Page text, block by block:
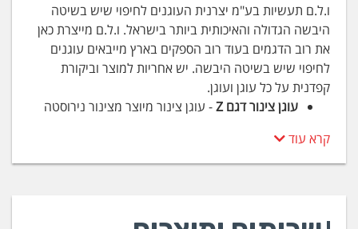
ו.ל.ם תעשיות בע"מ יצרנית העוגנים לחיפוי שיש בשיטה
היבשה הגדולה והאיכותית ביותר בישראל. ו.ל.ם מייצרת כאן
את רוב הדגמים בעוד רוב הספקים בארץ מייבאים עוגנים
לחיפוי שיש בשיטה היבשה. יש אחריות למוצר וביקורת
קפדנית על כל עוגן ועוגן.
עוגן צינור דגם Z - עוגן צינור מיוצר מצינור נירוסטה
מ"מ. אורך הצינור הוא לפי דרישה וכפוף לחישובי
הכוחות. העוגן מותקן בקיר הבטון או הבלוקים כמופיע
קרא עוד